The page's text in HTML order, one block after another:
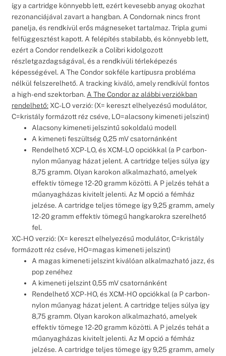
így a cartridge könnyebb lett, ezért kevesebb anyag okozhat
rezonanciájával zavart a hangban. A Condornak nincs front
panelja, és rendkívül erős mágneseket tartalmaz. Tripla gumi
felfüggesztést kapott. A felépítés stabilabb, és könnyebb lett,
ezért a Condor rendelkezik a Colibri kidolgozott
részletgazdagságával, és a rendkívüli térleképezés
képességével. A The Condor sokféle kartípusra probléma
nélkül felszerelhető. A tracking kiváló, amely rendkívül fontos
a high-end szektorban. A The Condor az alábbi verziókban
rendelhető: XC-LO verzió: (X= kereszt elhelyezésű modulátor,
C=kristály formázott réz cséve, LO=alacsony kimeneti jelszint)
Alacsony kimeneti jelszintű sokoldalú modell
A kimeneti feszültség 0,25 mV csatornánként
Rendelhető XCP-LO, és XCM-LO opciókkal (a P carbon-
nylon műanyag házat jelent. A cartridge teljes súlya így
8,75 gramm. Olyan karokon alkalmazható, amelyek
effektív tömege 12-20 gramm közötti. A P jelzés tehát a
műanyagházas kivitelt jelenti. Az M opció a fémház
jelzése. A cartridge teljes tömege így 9,25 gramm, amely
12-20 gramm effektív tömegű hangkarokra szerelhető
fel.
XC-HO verzió: (X= kereszt elhelyezésű modulátor, C=kristály
formázott réz cséve, HO=magas kimeneti jelszint)
A magas kimeneti jelszint kiválóan alkalmazható jazz, és
pop zenéhez
A kimeneti jelszint 0,55 mV csatornánként
Rendelhető XCP-HO, és XCM-HO opciókkal (a P carbon-
nylon műanyag házat jelent. A cartridge teljes súlya így
8,75 gramm. Olyan karokon alkalmazható, amelyek
effektív tömege 12-20 gramm közötti. A P jelzés tehát a
műanyagházas kivitelt jelenti. Az M opció a fémház
jelzése. A cartridge teljes tömege így 9,25 gramm, amely